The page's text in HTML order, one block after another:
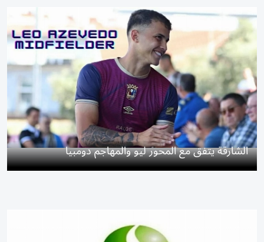
الشارقة يتفق مع المحور ليو والمهاجم دومبيا